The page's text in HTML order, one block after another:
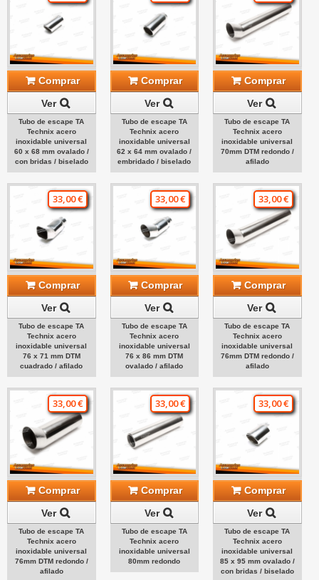
Comprar
Ver
Tubo de escape TA
Technix acero
inoxidable universal
60 x 68 mm ovalado /
con bridas / biselado
Comprar
Ver
Tubo de escape TA
Technix acero
inoxidable universal
62 x 64 mm ovalado /
embridado / biselado
Comprar
Ver
Tubo de escape TA
Technix acero
inoxidable universal
70mm DTM redondo /
afilado
33,00 €
Comprar
Ver
Tubo de escape TA
Technix acero
inoxidable universal
76 x 71 mm DTM
cuadrado / afilado
33,00 €
Comprar
Ver
Tubo de escape TA
Technix acero
inoxidable universal
76 x 86 mm DTM
ovalado / afilado
33,00 €
Comprar
Ver
Tubo de escape TA
Technix acero
inoxidable universal
76mm DTM redondo /
afilado
33,00 €
Comprar
Ver
Tubo de escape TA
Technix acero
inoxidable universal
76mm DTM redondo /
afilado
33,00 €
Comprar
Ver
Tubo de escape TA
Technix acero
inoxidable universal
80mm redondo
33,00 €
Comprar
Ver
Tubo de escape TA
Technix acero
inoxidable universal
85 x 95 mm ovalado /
con bridas / biselado